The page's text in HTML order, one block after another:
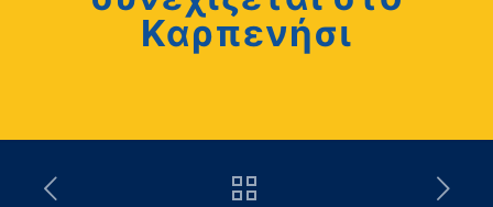
Καρπενήσι